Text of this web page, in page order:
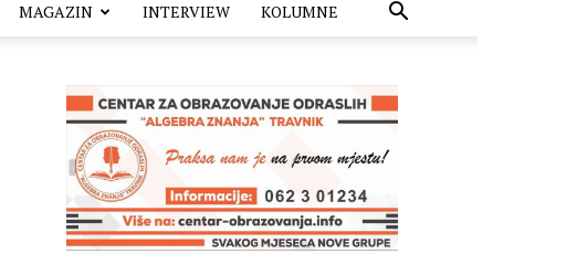
MAGAZIN INTERVIEW KOLUMNE